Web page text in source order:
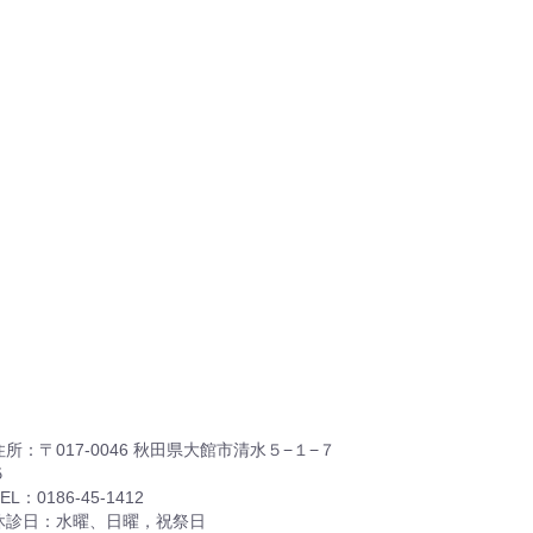
所：〒017-0046 秋田県大館市清水５−１−７
：0186-45-1412
診日：水曜、日曜，祝祭日